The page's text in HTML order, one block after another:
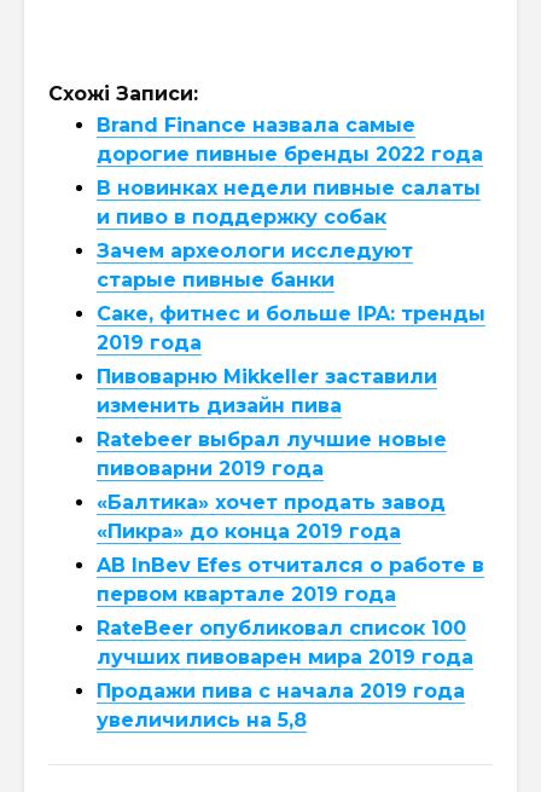
Схожі Записи:
Brand Finance назвала самые
дорогие пивные бренды 2022 года
В новинках недели пивные салаты
и пиво в поддержку собак
Зачем археологи исследуют
старые пивные банки
Саке, фитнес и больше IPA: тренды
2019 года
Пивоварню Mikkeller заставили
изменить дизайн пива
Ratebeer выбрал лучшие новые
пивоварни 2019 года
«Балтика» хочет продать завод
«Пикра» до конца 2019 года
AB InBev Efes отчитался о работе в
первом квартале 2019 года
RateBeer опубликовал список 100
лучших пивоварен мира 2019 года
Продажи пива с начала 2019 года
увеличились на 5,8